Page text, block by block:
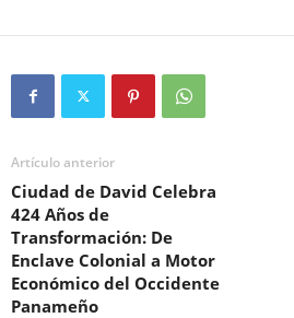
Artículo anterior
Ciudad de David Celebra
424 Años de
Transformación: De
Enclave Colonial a Motor
Económico del Occidente
Panameño